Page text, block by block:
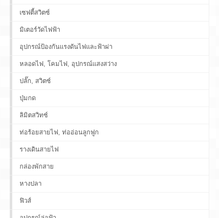
เซฟตี้สวิตซ์
มิเตอร์วัดไฟฟ้า
อุปกรณ์ป้องกันแรงดันไฟและฟ้าผ่า
หลอดไฟ, โคมไฟ, อุปกรณ์แสงสว่าง
ปลั๊ก, สวิตซ์
ปุ่มกด
ลิมิตสวิทซ์
ท่อร้อยสายไฟ, ท่ออ่อนลูกฟูก
รางเดินสายไฟ
กล่องพักสาย
หางปลา
ฟิวส์